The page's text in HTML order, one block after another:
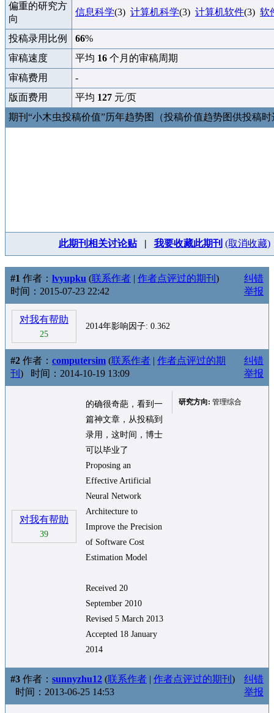
偏重的研究方
向
信息科学(3) 计算机科学(3) 计算机软件(3) 软
投稿录用比例 66%
审稿速度
平均 16 个月的审稿周期
审稿费用
-
版面费用
平均 127 元/页
期刊“小木虫投稿价值”历年趋势图（投稿价值趋势图供投稿
此期刊相关讨论贴| 我要收藏此期刊 (取消收藏)
#1 作者： lvyupku (联系作者 | 作者点评过的期刊 )
时间：2015-07-23 22:42
纠错
举报
对我有帮助
25
2014年影响因子: 0.362
#2 作者： computersim (联系作者 | 作者点评过的期
刊 ) 时间：2014-10-19 13:09
纠错
举报
对我有帮助
39
的确很奇葩，看到一
篇神文章，从投稿到
录用，这时间，博士
可以毕业了
Proposing an
Effective Artificial
Neural Network
Architecture to
Improve the Precision
of Software Cost
Estimation Model
Received 20
September 2010
Revised 5 March 2013
Accepted 18 January
2014
研究方向: 管理综合
#3 作者： sunnyzhu12 (联系作者 | 作者点评过的期刊 )
时间：2013-06-25 14:53
纠错
举报